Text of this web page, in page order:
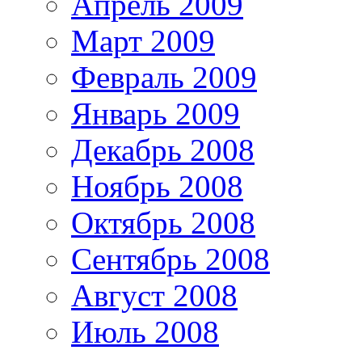
Март 2009
Февраль 2009
Январь 2009
Декабрь 2008
Ноябрь 2008
Октябрь 2008
Сентябрь 2008
Август 2008
Июль 2008